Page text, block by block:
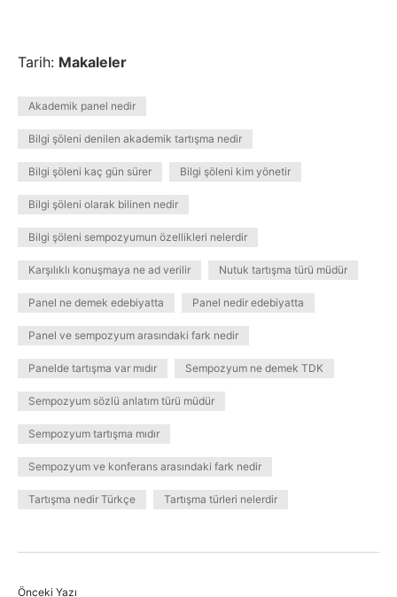
Tarih: Makaleler
Akademik panel nedir
Bilgi şöleni denilen akademik tartışma nedir
Bilgi şöleni kaç gün sürer Bilgi şöleni kim yönetir
Bilgi şöleni olarak bilinen nedir
Bilgi şöleni sempozyumun özellikleri nelerdir
Karşılıklı konuşmaya ne ad verilir Nutuk tartışma türü müdür
Panel ne demek edebiyatta Panel nedir edebiyatta
Panel ve sempozyum arasındaki fark nedir
Panelde tartışma var mıdır Sempozyum ne demek TDK
Sempozyum sözlü anlatım türü müdür
Sempozyum tartışma mıdır
Sempozyum ve konferans arasındaki fark nedir
Tartışma nedir Türkçe Tartışma türleri nelerdir
Önceki Yazı